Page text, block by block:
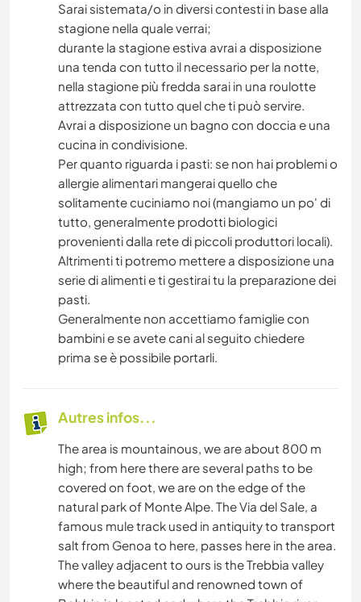
Sarai sistemata/o in diversi contesti in base alla
stagione nella quale verrai;
durante la stagione estiva avrai a disposizione
una tenda con tutto il necessario per la notte,
nella stagione più fredda sarai in una roulotte
attrezzata con tutto quel che ti può servire.
Avrai a disposizione un bagno con doccia e una
cucina in condivisione.
Per quanto riguarda i pasti: se non hai problemi o
allergie alimentari mangerai quello che
solitamente cuciniamo noi (mangiamo un po' di
tutto, generalmente prodotti biologici
provenienti dalla rete di piccoli produttori locali).
Altrimenti ti potremo mettere a disposizione una
serie di alimenti e ti gestirai tu la preparazione dei
pasti.
Generalmente non accettiamo famiglie con
bambini e se avete cani al seguito chiedere
prima se è possibile portarli.
Autres infos...
The area is mountainous, we are about 800 m
high; from here there are several paths to be
covered on foot, we are on the edge of the
natural park of Monte Alpe. The Via del Sale, a
famous mule track used in antiquity to transport
salt from Genoa to here, passes here in the area.
The valley adjacent to ours is the Trebbia valley
where the beautiful and renowned town of